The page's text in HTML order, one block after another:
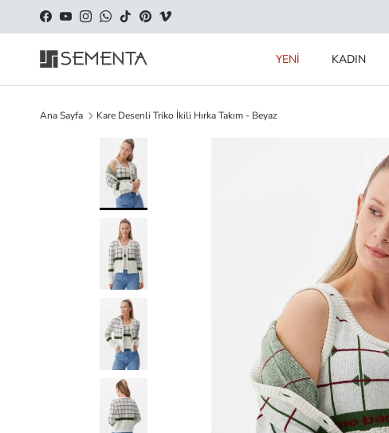
İçeriği geç
Facebook
YouTubeInstagramWhatsApp
TikTokPinterestVimeo
YENİ KADIN
Ana Sayfa Kare Desenli Triko İkili Hırka Takım - Beyaz